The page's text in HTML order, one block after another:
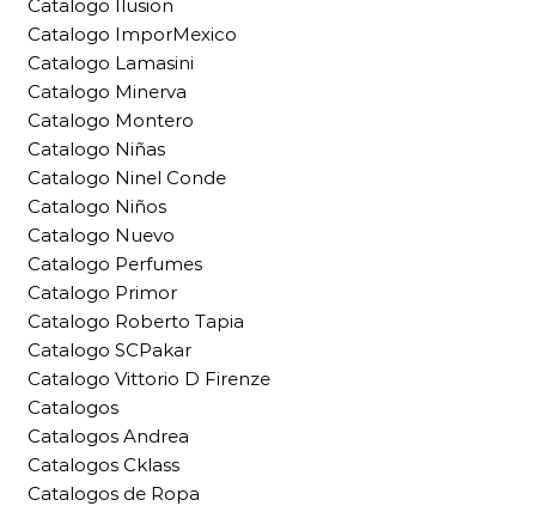
Catalogo Ilusion
Catalogo ImporMexico
Catalogo Lamasini
Catalogo Minerva
Catalogo Montero
Catalogo Niñas
Catalogo Ninel Conde
Catalogo Niños
Catalogo Nuevo
Catalogo Perfumes
Catalogo Primor
Catalogo Roberto Tapia
Catalogo SCPakar
Catalogo Vittorio D Firenze
Catalogos
Catalogos Andrea
Catalogos Cklass
Catalogos de Ropa